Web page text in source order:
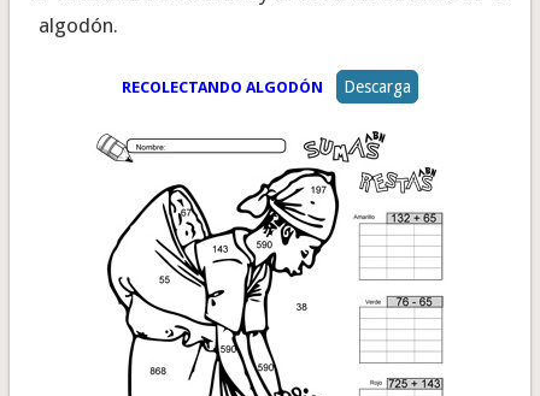
algodón.
RECOLECTANDO ALGODÓN Descarga